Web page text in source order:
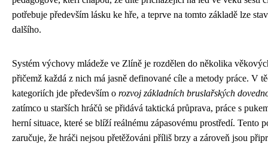
potřebuje především lásku ke hře, a teprve na tomto základě lze
dalšího.
Systém výchovy mládeže ve Zlíně je rozdělen do několika
přičemž každá z nich má jasně definované cíle a metody práce. V
kategoriích jde především o rozvoj základních bruslařských
zatímco u starších hráčů se přidává taktická průprava, práce s
herní situace, které se blíží reálnému zápasovému prostředí. Tento
zaručuje, že hráči nejsou přetěžováni příliš brzy a zároveň jsou